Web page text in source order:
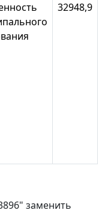
32948,9
заменить